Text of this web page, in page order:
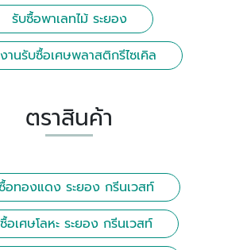
รับซื้อพาเลทไม้ ระยอง
านรับซื้อเศษพลาสติกรีไซเคิล
ตราสินค้า
อทองแดง ระยอง กรีนเวสท์
อเศษโลหะ ระยอง กรีนเวสท์